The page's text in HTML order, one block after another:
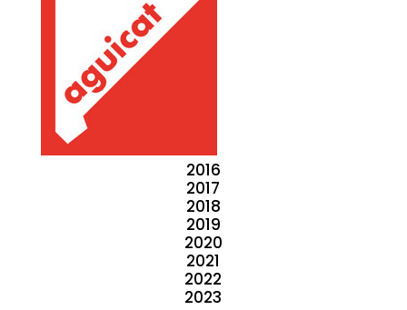
2016
2017
2018
2019
2020
2021
2022
2023